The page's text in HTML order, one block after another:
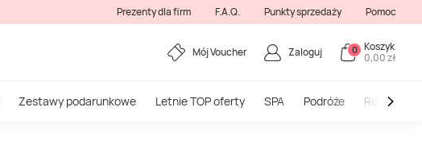
Prezenty dla firm F.A.Q. Punkty sprzedaży Pomoc
Mój Voucher Zaloguj 0 Koszyk
0,00 zł
Zestawy podarunkowe Letnie TOP oferty SPA Podróże